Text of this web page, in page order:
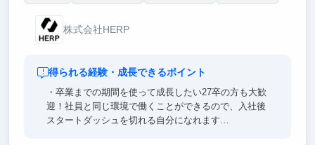
株式会社HERP
得られる経験・成長できるポイント
・卒業までの期間を使って成長したい27卒の方も大歓
迎！社員と同じ環境で働くことができるので、入社後
スタートダッシュを切れる自分になれます